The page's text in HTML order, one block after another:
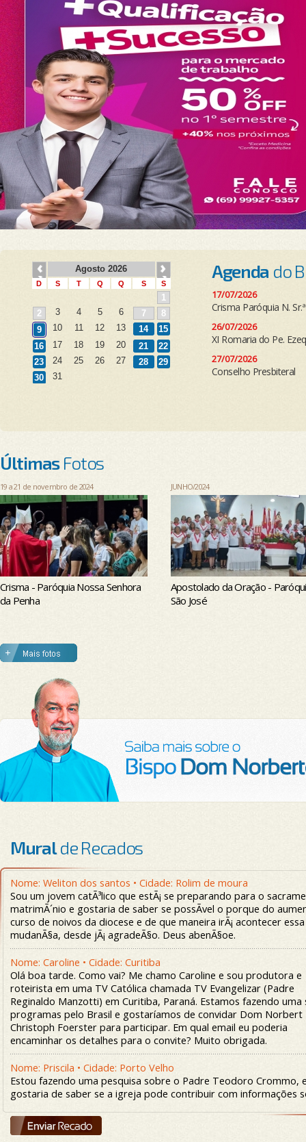
Agenda do
17/07/2026
Crisma Paróquia N.
26/07/2026
XI Romaria do Pe.
27/07/2026
Conselho Presbiteral
ÚltimasFotos
19 a 21 de novembro de 2024
Crisma - Paróquia Nossa Senhora
da Penha
JUNHO/2024
Apostolado da Oração -
São José
Muralde Recados
Nome: Weliton dos santos • Cidade: Rolim de moura
Sou um jovem catÃ³lico que estÃ¡ se preparando para o
matrimÃ´nio e gostaria de saber se possÃ­vel o porque do
curso de noivos da diocese e de que maneira irÃ¡ acontecer essa
mudanÃ§a, desde jÃ¡ agradeÃ§o. Deus abenÃ§oe.
Nome: Caroline • Cidade: Curitiba
Olá boa tarde. Como vai? Me chamo Caroline e sou produtora e
roteirista em uma TV Católica chamada TV Evangelizar (Padre
Reginaldo Manzotti) em Curitiba, Paraná. Estamos fazendo uma
programas pelo Brasil e gostaríamos de convidar Dom Norbert
Christoph Foerster para participar. Em qual email eu poderia
encaminhar os detalhes para o convite? Muito obrigada.
Nome: Priscila • Cidade: Porto Velho
Estou fazendo uma pesquisa sobre o Padre Teodoro Crommo,
gostaria de saber se a igreja pode contribuir com informações
Nome: Luciano Osmar Menezes • Cidade: Ji-Paraná - RO